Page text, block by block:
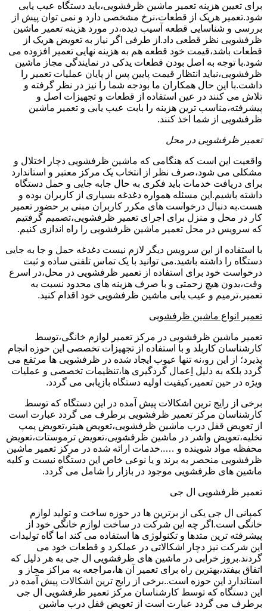
برای تعیین هزینه تعمیر ماشین ظرفشویی،باید دستگاه عیب یابی
شود.تعمیر هریک از قطعات،نرخ مشخصی دارد و نمی توان پیش از
بررسی و شناسایی قطعه آسیب دیده،در مورد هزینه تعمیر ماشین
ظرفشویی نظر قطعی داد.از طرفی اگر نیاز به تعویض هریک از
قطعات باشد،قیمت خود قطعه هم به هزینه نهایی تعمیر افزوده می
شود.با توجه به اصل بودن قطعات یدکی در نمایندگی مجاز ماشین
ظرفشویی،نباید انتظار قیمت پایین پس از پایان عملیات تعمیر را
داشت.با این حال همکاران ما بودجه شما را نیز در نظر گرفته و
تلاش می کنند در عین استفاده از قطعات و تجهیزات اصل و
پیشرفته،مناسب ترین هزینه را بابت عیب یابی و تعمیر ماشین
ظرفشویی از شما اخذ کنند.
تعمیر ظرفشویی در محل
واقعیت این است که هنگامی که ماشین ظرفشویی دچار اختلال و
مشکلی می شود،صرف نظر از انتخاب یک مرکز معتبر و استاندارد
برای دریافت خدمات باید فکری به حال جابه جایی و حمل دستگاه
داشته باشیم.این مسئله همواره دغدغه بسیاری از کاربران بوده و
هست.به دنبال درخواست های مکرر کاربران مبنی بر حضور تعمیر
کار در محل و منزل برای اجرای تعمیر ظرفشویی،تصمیم گرفتیم
که سرویس در محل تعمیر ماشین ظرفشویی را راه اندازی کنیم.
با استفاده از این سرویس دیگر لازم نیست دغدغه حمل و جا به جایی
دستگاه را داشته باشید.می توانید با یک تماس تلفنی ساده و ثبت
درخواست خود برای استفاده از تعمیر ظرفشویی در محل،در اسرع
وقت،بدون هیچ زحمتی و با صرف هزینه های محدود نسبت به
تعمیر،ترمیم و عیب یابی ماشین ظرفشویی خود اقدام کنید.
تعمیر انواع ماشین ظرفشویی
تعمیر ماشین ظرفشویی در مرکز تعمیر لوازم خانگی،توسط
کارشناسان کاربلد و با استفاده از تجهیزات تخصصی این حوزه انجام
پذیرد؛ از این رو،نه تنها عیوب ایجاد شده در ظرفشویی ها مرتفع می
گردد بلکه به دلیل اِعمال گردگیری ها،تنظیمات تخصصی و عملیات
ویژه در حین تعمیر،کیفیت اولیه دستگاه بازیابی می گردد.
برخی از رایج ترین اشکالات پیش آمده در این دستگاه که توسط
کارشناسان مرکز تعمیر ظرفشویی برطرف می گردد عبارت است
از تعویض قفل درب ماشین ظرفشویی،تعویض هیتر،تعویض پمپ
تخلیه،تعویض واشر در ماشین ظرفشویی،تعویض ترموستات،تعویض
محفظه مواد شوینده و …..خدمات ارائه شده در مرکز تعمیر ماشین
ظرفشویی منحصر به برند و یا نوعی خاص این دستگاه نیست و کلیه
ماشین های ظرفشویی موجود در بازار را شامل می گردد.
تعمیر ظرفشویی ال جی
کمپانی ال جی یکی از برترین ها در حوزه ساخت و تولید لوازم
خانگی است.اگر چه این شرکت در ساخت لوازم خانگی خود از
پیشرفته ترین متدها و تکنولوژی ها استفاده می کند اما گاه تولیدات
این شرکت نیز دچار اشکالاتی در عملکرد و قطعات خود می
گردند.بروز خرابی در ماشین های ظرفشویی ال جی به هر دلیل که
اتفاق بیفتد،بهترین راه برای تعمیر آن ها،مراجعه به مراکز مجاز و
استاندارد این حوزه است..برخی از رایج ترین اشکالات پیش آمده در
این دستگاه که توسط کارشناسان مرکز تعمیر ظرفشویی ال جی
برطرف می گردد عبارت است از تعویض قفل درب ماشین